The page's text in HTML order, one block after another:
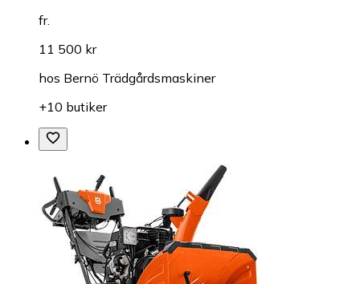
fr.
11 500 kr
hos Bernö Trädgårdsmaskiner
+10 butiker